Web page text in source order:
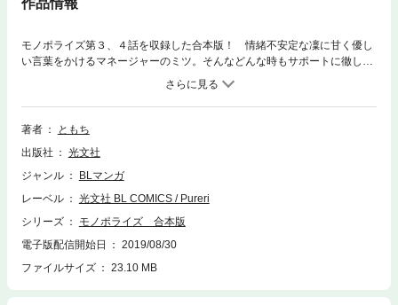
作品情報
モノポライズ第３、４話を収録した合本版！ 情緒不安定な凜に甘く優し
い言葉をかけるマネージャーのミツ。そんなどんな時もサポートに徹して
きたミツの言動はすべて、凜を手に入れるための計画的なものだった。学
校行事で見た舞台で子役の凜に衝撃を受けたミツは、その日からどうやっ
て近づくか調査と作戦立ての日々を送り――。イケメン腹黒マネージャー
×ジェンダーレスアイドルの、歪な執着ラブ!!
著者
ともち
出版社
光文社
ジャンル
BLマンガ
レーベル
光文社 BL COMICS / Pureri
シリーズ
モノポライズ 合本版
電子版配信開始日
2019/08/30
ファイルサイズ
23.10 MB